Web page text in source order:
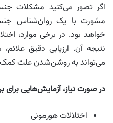
اگر تصور می‌کنید مشکلات
مشورت با یک روان‌شناس
خواهد بود. در برخی موارد،
نتیجه آن. ارزیابی دقیق
می‌تواند به روشن‌شدن علت
در صورت نیاز، آزمایش‌هایی
اختلالات هورمونی